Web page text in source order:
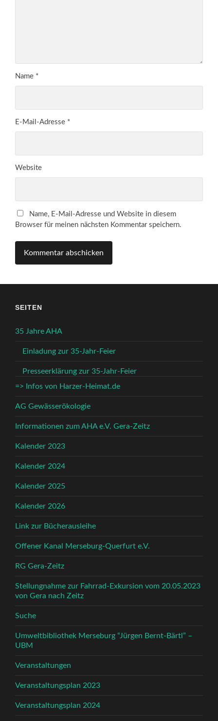
Name *
E-Mail-Adresse *
Website
Name, E-Mail-Adresse und Website in diesem
Browser für meinen nächsten Kommentar speichern.
SEITEN
35 Jahre AHA
Einladung zur 35-Jahr-Feier
Presseerklärung zur 35-Jahr-Feier
=> Infos von Harzer-Heimat.de
AG Gewässerökologie
Informationen zum AHA e.V. Gera-Zeitz
Kalender 2023
Kalender 2024
Kalender 2025
Kalender 2026
Link zur Bücherausleihe
Offener Kanal Merseburg-Querfurt e.V.
RG Gera-Zeitz
Stellungnahme zur Fahrrad-Exkursion vom 20.05.2023
von Gera nach Zeitz
Suche
Umweltbibliothek Merseburg “Jürgen Bernt-Bärtl” –
UBM
Veranstaltungen
Veranstaltungsplan 2023
Veranstaltungsplan 2024